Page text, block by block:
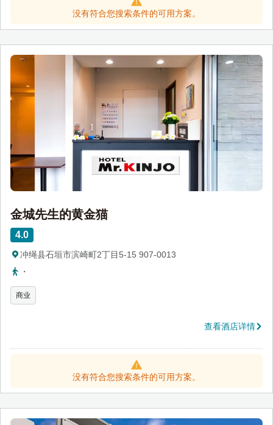
没有符合您搜索条件的可用方案。
金城先生的黄金猫
4.0
冲绳县石垣市滨崎町2丁目5-15 907-0013
・
商业
查看酒店详情
没有符合您搜索条件的可用方案。